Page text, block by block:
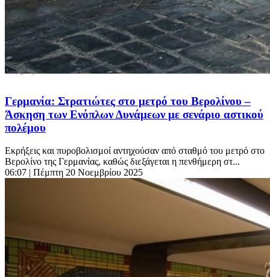
Γερμανία: Στρατιώτες στο μετρό του Βερολίνου –
Άσκηση των Ενόπλων Δυνάμεων με σενάριο αστικού
πολέμου
Eκρήξεις και πυροβολισμοί αντηχούσαν από σταθμό του μετρό στο
Βερολίνο της Γερμανίας, καθώς διεξάγεται η πενθήμερη στ...
06:07 | Πέμπτη 20 Νοεμβρίου 2025